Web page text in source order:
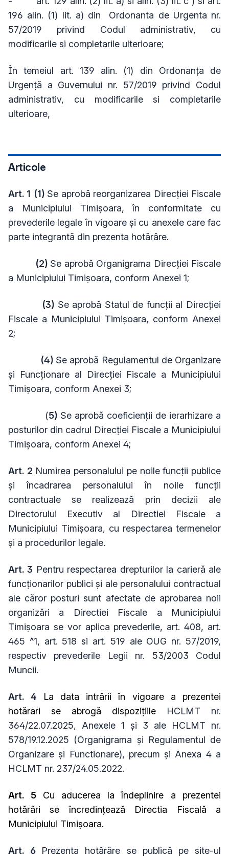
196 alin. (1) lit. a) din Ordonanta de Urgenta nr.
57/2019 privind Codul administrativ, cu
modificarile si completarile ulterioare;
În temeiul art. 139 alin. (1) din Ordonanţa de
Urgenţă a Guvernului nr. 57/2019 privind Codul
administrativ, cu modificarile si completarile
ulterioare,
Articole
Art. 1 (1) Se aprobă reorganizarea Direcției Fiscale
a Municipiului Timișoara, în conformitate cu
prevederile legale în vigoare și cu anexele care fac
parte integrantă din prezenta hotărâre.
(2) Se aprobă Organigrama Direcției Fiscale
a Municipiului Timișoara, conform Anexei 1;
(3) Se aprobă Statul de funcții al Direcției
Fiscale a Municipiului Timișoara, conform Anexei
2;
(4) Se aprobă Regulamentul de Organizare
și Funcționare al Direcției Fiscale a Municipiului
Timișoara, conform Anexei 3;
(5) Se aprobă coeficienții de ierarhizare a
posturilor din cadrul Direcției Fiscale a Municipiului
Timișoara, conform Anexei 4;
Art. 2 Numirea personalului pe noile funcții publice
și încadrarea personalului în noile funcții
contractuale se realizează prin decizii ale
Directorului Executiv al Directiei Fiscale a
Municipiului Timișoara, cu respectarea termenelor
și a procedurilor legale.
Art. 3 Pentru respectarea drepturilor la carieră ale
funcționarilor publici și ale personalului contractual
ale căror posturi sunt afectate de aprobarea noii
organizări a Directiei Fiscale a Municipiului
Timișoara se vor aplica prevederile, art. 408, art.
465 ^1, art. 518 si art. 519 ale OUG nr. 57/2019,
respectiv prevederile Legii nr. 53/2003 Codul
Muncii.
Art. 4
La data intrării în vigoare a prezentei
hotărari se abrogă dispoziţiile HCLMT nr.
364/22.07.2025, Anexele 1 şi 3 ale HCLMT nr.
578/19.12.2025 (Organigrama şi Regulamentul de
Organizare şi Functionare), precum şi Anexa 4 a
HCLMT nr. 237/24.05.2022.
Art. 5 Cu aducerea la îndeplinire a prezentei
hotărâri se încredinţează Directia Fiscală a
Municipiului Timişoara.
Art. 6 Prezenta hotărâre se publică pe site-ul